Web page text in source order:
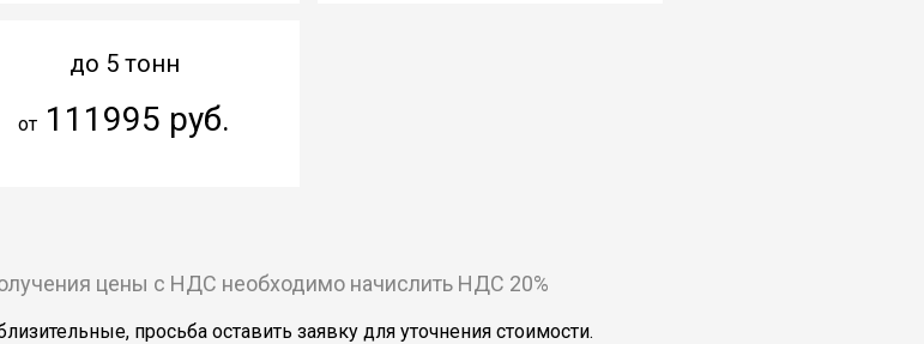
до 5 тонн
от 111995 руб.
цены с НДС необходимо начислить НДС 20%
просьба оставить заявку для уточнения стоимости.